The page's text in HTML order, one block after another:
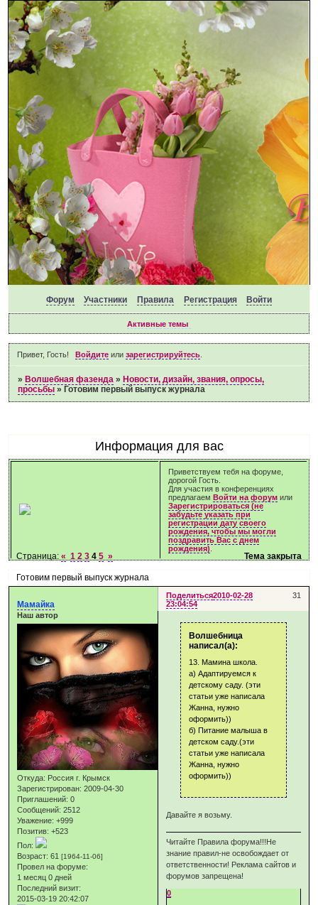
Форум Участники Правила Регистрация Войти
Активные темы
Привет, Гость! Войдитеили зарегистрируйтесь.
» Волшебная фазенда » Новости, дизайн, звания, опросы,
просьбы » Готовим первый выпуск журнала
Информация для вас
Приветствуем тебя на форуме,
дорогой Гость.
Для участия в конференциях
предлагаемВойти на форум или
Зарегистрироваться (не
забудьте указать при
регистрации дату своего
рождения, чтобы мы могли
поздравить Вас с днем
рождения)
Готовим первый выпуск журнала
Страница:« 1 2 3 4 5 » Тема закрыта
Поделиться 31
2010-02-28
23:04:54
Мамайка
Наш автор
Откуда: Россия г. Крымск
Зарегистрирован: 2009-04-30
Приглашений: 0
Сообщений: 2512
Уважение: +999
Позитив: +523
Пол:
Возраст: 61[1964-11-06]
Провел на форуме:
1 месяц 0 дней
Последний визит:
2015-03-19 20:42:07
Волшебница
написал(а):
13. Мамина школа.
а) Адаптируемся к
детскому саду. (эти
статьи уже написала
Жанна, нужно
оформить))
б) Питание малыша в
детском саду.(эти
статьи уже написала
Жанна, нужно
оформить))
Давайте я возьму.
Читайте Правила форума!!!Не
знание правил-не освобождает от
ответственности! Реклама сайтов и
форумов запрещена!
0